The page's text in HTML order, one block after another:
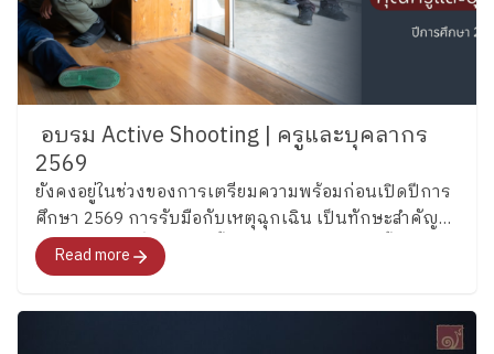
อบรม Active Shooting | ครูและบุคลากร
2569
ยังคงอยู่ในช่วงของการเตรียมความพร้อมก่อนเปิดปีการ
ศึกษา 2569 การรับมือกับเหตุฉุกเฉิน เป็นทักษะสำคัญ
สำหรับทุกคนที่ต้องเป็นทั้งผู้ดูแลให้กับเด็ก ดังนั้น
โรงเรียนเพลินพัฒนาจึงจัดการอบรมให้กับคุณครู
Read more